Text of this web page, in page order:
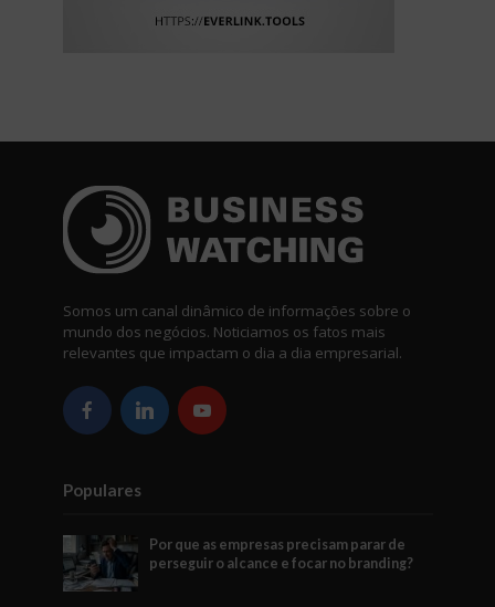
Somos um canal dinâmico de informações sobre o
mundo dos negócios. Noticiamos os fatos mais
relevantes que impactam o dia a dia empresarial.
Populares
Por que as empresas precisam parar de
perseguir o alcance e focar no branding?